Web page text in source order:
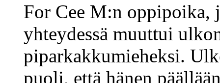
For Cee M:n
yhteydessä muuttui
piparkakkumieheksi.
puoli, että hänen